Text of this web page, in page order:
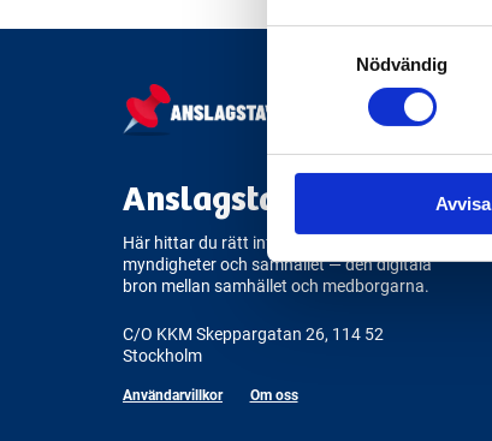
Consent
Nödvändig
Avvisa
Anslagstavlan.se
Här hittar du rätt information om
myndigheter och samhället — den digitala
bron mellan samhället och medborgarna.
C/O KKM Skeppargatan 26, 114 52
Stockholm
Användarvillkor Om oss